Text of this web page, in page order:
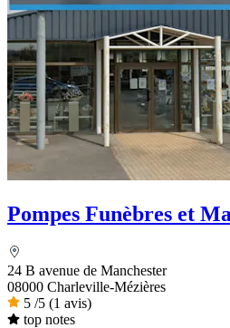
Pompes Funèbres et
24 B avenue de Manchester
08000 Charleville-Mézières
5 /5 (1 avis)
top notes